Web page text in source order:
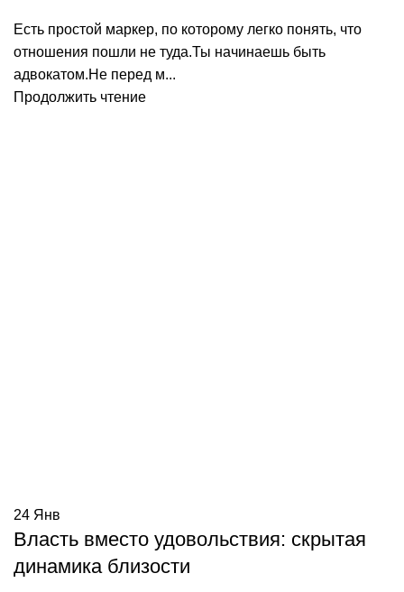
Есть простой маркер, по которому легко понять, что
отношения пошли не туда.Ты начинаешь быть
адвокатом.Не перед м...
Продолжить чтение
24 Янв
Власть вместо удовольствия: скрытая
динамика близости